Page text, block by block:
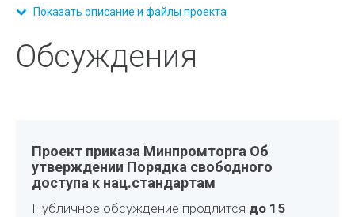
Показать описание и файлы проекта
Обсуждения
Проект приказа Минпромторга Об
утверждении Порядка свободного
доступа к нац.стандартам
Публичное обсуждение продлится до 15